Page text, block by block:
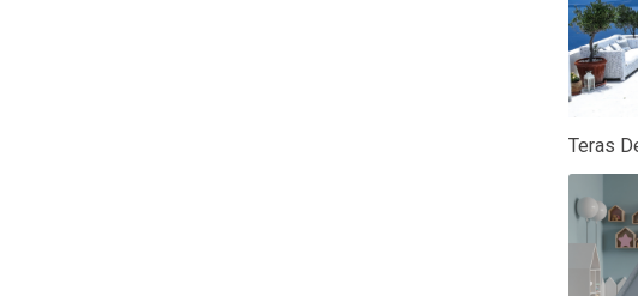
Teras